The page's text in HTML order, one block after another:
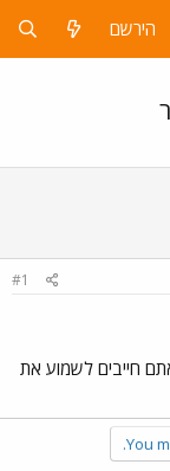
הירשם
#1
חייבים לשמוע את
You